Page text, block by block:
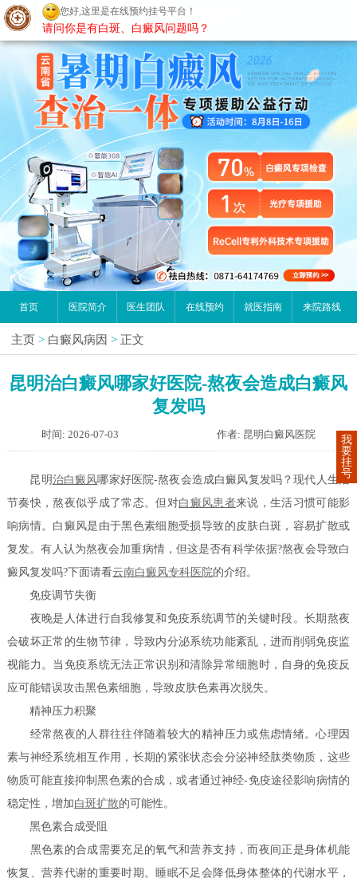
昆明白癜风医院
首页 医院简介 医生团队 在线预约 就医指南 来院路线
主页 > 白癜风病因 > 正文
昆明治白癜风哪家好医院-熬夜会造成白癜风
复发吗
时间: 2026-07-03 作者: 昆明白癜风医院
昆明治白癜风哪家好医院-熬夜会造成白癜风复发吗？现代人生活
节奏快，熬夜似乎成了常态。但对白癜风患者来说，生活习惯可能影
响病情。白癜风是由于黑色素细胞受损导致的皮肤白斑，容易扩散或
复发。有人认为熬夜会加重病情，但这是否有科学依据?熬夜会导致白
癜风复发吗?下面请看云南白癜风专科医院的介绍。
免疫调节失衡
夜晚是人体进行自我修复和免疫系统调节的关键时段。长期熬夜
会破坏正常的生物节律，导致内分泌系统功能紊乱，进而削弱免疫监
视能力。当免疫系统无法正常识别和清除异常细胞时，自身的免疫反
应可能错误攻击黑色素细胞，导致皮肤色素再次脱失。
精神压力积聚
经常熬夜的人群往往伴随着较大的精神压力或焦虑情绪。心理因
素与神经系统相互作用，长期的紧张状态会分泌神经肽类物质，这些
物质可能直接抑制黑色素的合成，或者通过神经-免疫途径影响病情的
稳定性，增加白斑扩散的可能性。
黑色素合成受阻
黑色素的合成需要充足的氧气和营养支持，而夜间正是身体机能
恢复、营养代谢的重要时期。睡眠不足会降低身体整体的代谢水平，
我
要
挂
号
您好,这里是在线预约挂号平台！
请问你是有白斑、白癜风问题吗？